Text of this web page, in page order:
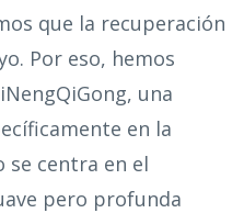
que la recuperación
Por eso, hemos
una
en la
se centra en el
pero profunda